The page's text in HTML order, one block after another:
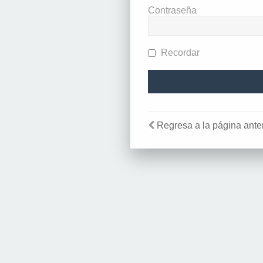
Contraseña
Recordar
Regresa a la página